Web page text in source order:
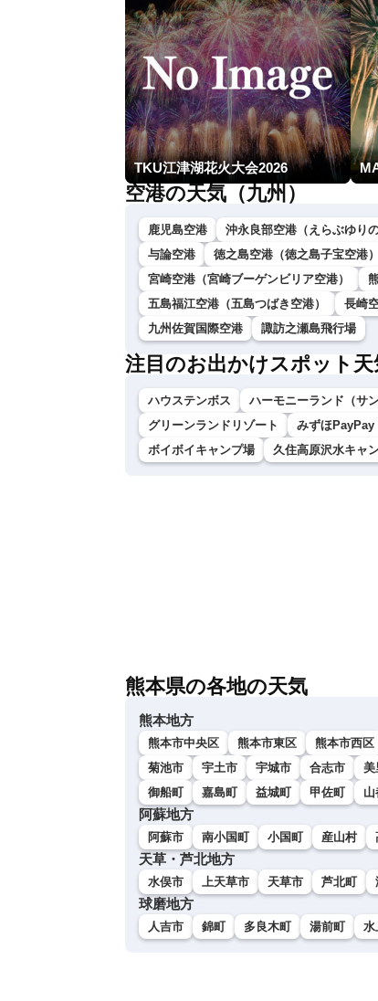
TKU江津湖花火大会2026
空港の天気（九州）
鹿児島空港 沖永良部空港（えらぶゆりの
与論空港
徳之島空港（徳之島子宝空港）
宮崎空港（宮崎ブーゲンビリア空港）
五島福江空港（五島つばき空港）
長崎
九州佐賀国際空港
諏訪之瀬島飛行場
注目のお出かけスポット天
ハウステンボス ハーモニーランド（サ
グリーンランドリゾート
みずほPayPay
ボイボイキャンプ場
久住高原沢水キャ
熊本県の各地の天気
熊本地方
熊本市中央区 熊本市東区 熊本市西区
菊池市
宇土市 宇城市 合志市 美
御船町
嘉島町 益城町 甲佐町 山
阿蘇地方
阿蘇市 南小国町 小国町 産山村
天草・芦北地方
水俣市 上天草市 天草市 芦北町
球磨地方
人吉市 錦町 多良木町 湯前町 水